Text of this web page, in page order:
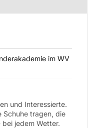
im WV
und Interessierte.
Schuhe tragen, die
jedem Wetter.